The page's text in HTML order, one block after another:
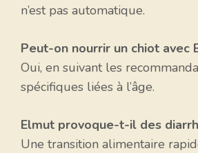
n’est pas automatique.
Peut-on nourrir un chiot avec
Oui, en suivant les
spécifiques liées à l’âge.
Elmut provoque-t-il des
Une transition alimentaire